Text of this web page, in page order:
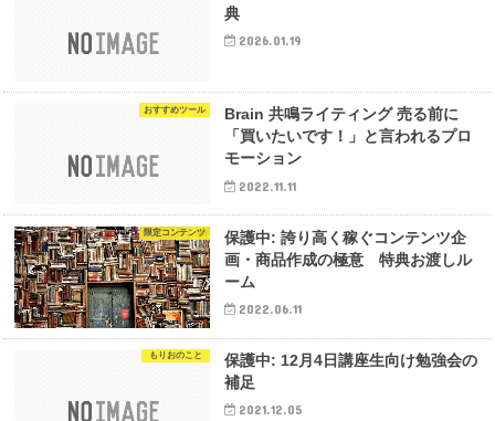
典
2026.01.19
おすすめツール
Brain 共鳴ライティング 売る前に
「買いたいです！」と言われるプロ
モーション
2022.11.11
限定コンテンツ
保護中: 誇り高く稼ぐコンテンツ企
画・商品作成の極意 特典お渡しル
ーム
2022.06.11
もりおのこと
保護中: 12月4日講座生向け勉強会の
補足
2021.12.05